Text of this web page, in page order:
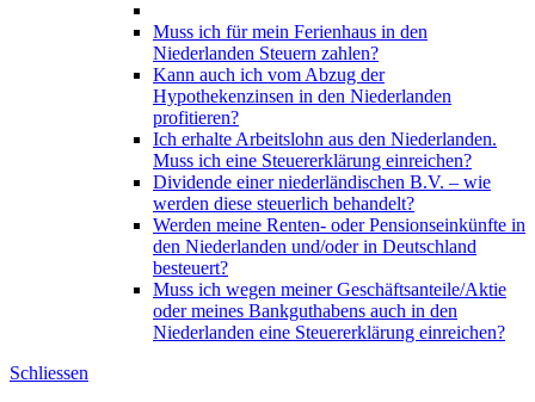
Muss ich für mein Ferienhaus in den
Niederlanden Steuern zahlen?
Kann auch ich vom Abzug der
Hypothekenzinsen in den Niederlanden
profitieren?
Ich erhalte Arbeitslohn aus den Niederlanden.
Muss ich eine Steuererklärung einreichen?
Dividende einer niederländischen B.V. – wie
werden diese steuerlich behandelt?
Werden meine Renten- oder Pensionseinkünfte in
den Niederlanden und/oder in Deutschland
besteuert?
Muss ich wegen meiner Geschäftsanteile/Aktie
oder meines Bankguthabens auch in den
Niederlanden eine Steuererklärung einreichen?
Schliessen